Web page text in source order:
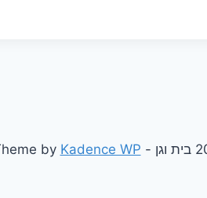
Kadence WP